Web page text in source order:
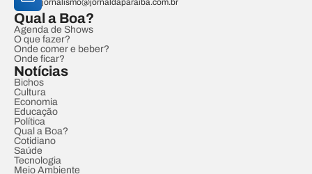
jornalismo@jornaldaparaiba.com.br
Qual a Boa?
Agenda de Shows
O que fazer?
Onde comer e beber?
Onde ficar?
Notícias
Bichos
Cultura
Economia
Educação
Política
Qual a Boa?
Cotidiano
Saúde
Tecnologia
Meio Ambiente